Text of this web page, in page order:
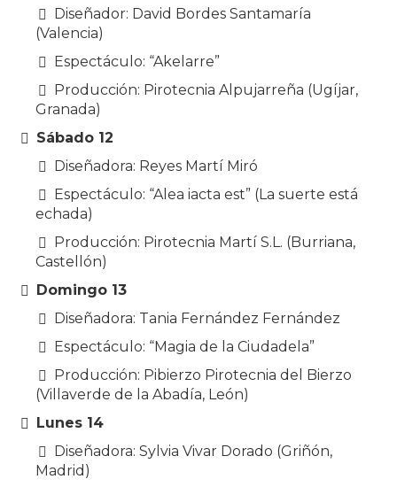
Diseñador: David Bordes Santamaría
(Valencia)
Espectáculo: “Akelarre”
Producción: Pirotecnia Alpujarreña (Ugíjar,
Granada)
Sábado 12
Diseñadora: Reyes Martí Miró
Espectáculo: “Alea iacta est” (La suerte está
echada)
Producción: Pirotecnia Martí S.L. (Burriana,
Castellón)
Domingo 13
Diseñadora: Tania Fernández Fernández
Espectáculo: “Magia de la Ciudadela”
Producción: Pibierzo Pirotecnia del Bierzo
(Villaverde de la Abadía, León)
Lunes 14
Diseñadora: Sylvia Vivar Dorado (Griñón,
Madrid)